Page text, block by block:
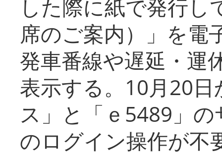
した際に紙で発行し
席のご案内）」を電
発車番線や遅延・運
表示する。10月20
ス」と「ｅ5489」
のログイン操作が不